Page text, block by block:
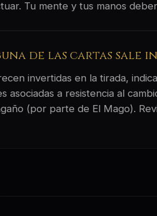
Tu mente y tus manos
de las cartas sale
invertidas en la tirada,
asociadas a resistencia al
(por parte de El Mago).